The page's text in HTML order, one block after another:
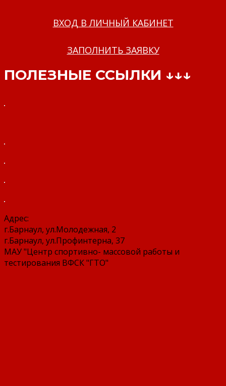
ВХОД В ЛИЧНЫЙ КАБИНЕТ
ЗАПОЛНИТЬ ЗАЯВКУ
ПОЛЕЗНЫЕ ССЫЛКИ ↓↓↓
Адрес:
г.Барнаул, ул.Молодежная, 2
г.Барнаул, ул.Профинтерна, 37
МАУ "Центр спортивно- массовой работы и
тестирования ВФСК "ГТО"